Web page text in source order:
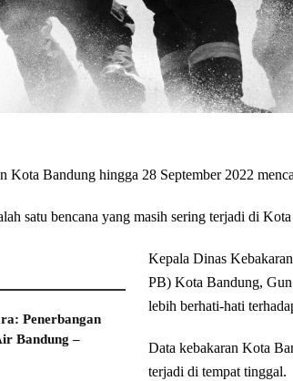
Bandung hingga 28 September 2022
satu bencana yang masih sering terjadi di
Penerbangan
Bandung –
Kepala Dinas
PB) Kota Bandung,
lebih berhati-hati
Data kebakaran Kota
terjadi di tempat tinggal.